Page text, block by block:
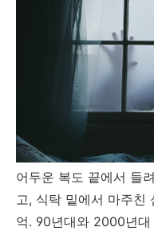
어두운 복도 끝에서 들
고, 식탁 밑에서 마주친
억. 90년대와 2000년